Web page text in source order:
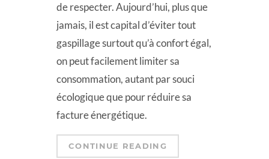
de respecter. Aujourd’hui, plus que
jamais, il est capital d’éviter tout
gaspillage surtout qu’à confort égal,
on peut facilement limiter sa
consommation, autant par souci
écologique que pour réduire sa
facture énergétique.
CONTINUE READING